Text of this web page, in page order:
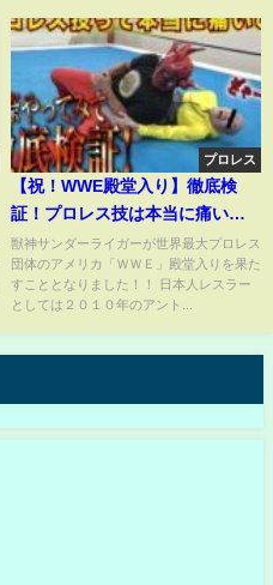
プロレス
【祝！WWE殿堂入り】徹底検
証！プロレス技は本当に痛いの
か？-【Verify wrestling
moves】Is it really hurts？-
獣神サンダーライガーが世界最大プロレス
団体のアメリカ「ＷＷＥ」殿堂入りを果た
すこととなりました！！ 日本人レスラー
としては２０１０年のアント...